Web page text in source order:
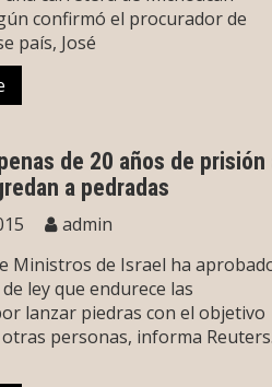
confirmó el procurador de
país, José
de 20 años de prisión
a pedradas
admin
Ministros de Israel ha
ley que endurece las
lanzar piedras con el objetivo
personas, informa Reuters.